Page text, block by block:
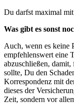
Du darfst maximal
Was gibt es sonst
Auch, wenn es keine
empfehlenswert eine
abzuschließen,
sollte, Du den
Korrespondenz mit
dieses der
Zeit, sondern vor